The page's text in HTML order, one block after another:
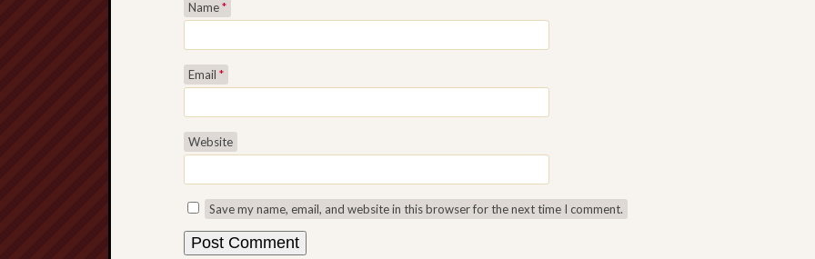
Name*
Email *
Website
Save my name, email, and website in this browser for the next time I comment.